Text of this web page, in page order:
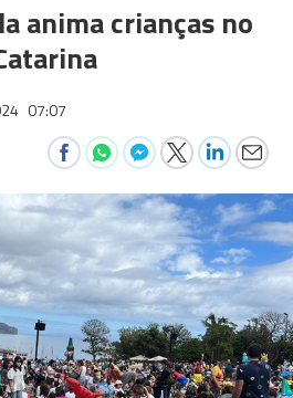
anima crianças no
07:07